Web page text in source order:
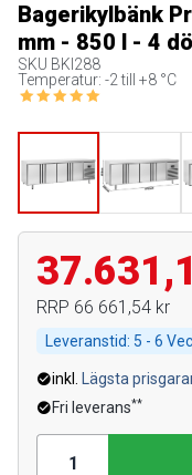
Bagerikylbänk
mm - 850 l - 4
SKU BKI288
Temperatur: -2 till +8 °C
RRP 66 661,54 kr
Leveranstid: 5 - 6
inkl.
Lägsta
Fri leverans**